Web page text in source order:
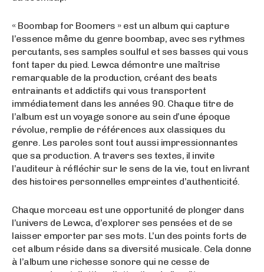
« Boombap for Boomers » est un album qui capture
l’essence même du genre boombap, avec ses rythmes
percutants, ses samples soulful et ses basses qui vous
font taper du pied. Lewca démontre une maîtrise
remarquable de la production, créant des beats
entrainants et addictifs qui vous transportent
immédiatement dans les années 90. Chaque titre de
l’album est un voyage sonore au sein d’une époque
révolue, remplie de références aux classiques du
genre. Les paroles sont tout aussi impressionnantes
que sa production. A travers ses textes, il invite
l’auditeur à réfléchir sur le sens de la vie, tout en livrant
des histoires personnelles empreintes d’authenticité.
Chaque morceau est une opportunité de plonger dans
l’univers de Lewca, d’explorer ses pensées et de se
laisser emporter par ses mots. L’un des points forts de
cet album réside dans sa diversité musicale. Cela donne
à l’album une richesse sonore qui ne cesse de